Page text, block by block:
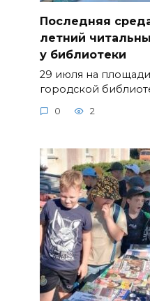
Последняя
летний
у библиотеки
29 июля на
городской
0 2